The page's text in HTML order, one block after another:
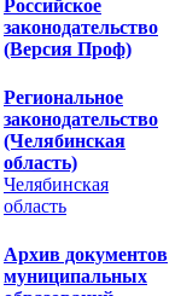
Российское
законодательство
(Версия Проф)
Региональное
законодательство
(Челябинская
область)
Челябинская
область
Архив документов
муниципальных